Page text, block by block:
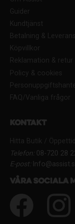
Guider
Kundtjänst
Betalning & Leverans
Köpvillkor
Reklamation & retur
Policy & cookies
FAQ/Vanliga frågor
Kontakt
Hitta Butik /
Telefon:08-720 28
E-post:
Våra sociala